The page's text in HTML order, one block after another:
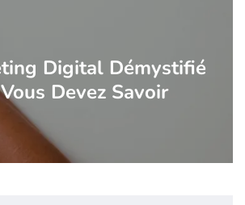
Digital Démystifié
Devez Savoir